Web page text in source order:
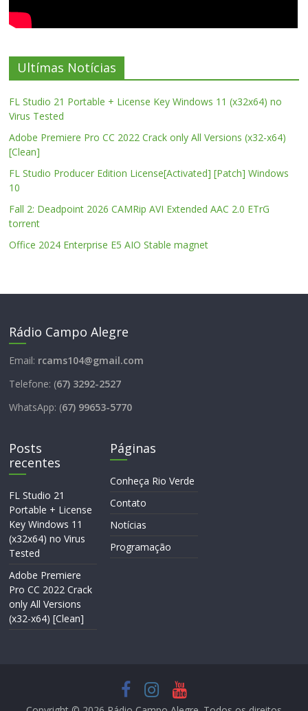
Ultímas Notícias
FL Studio 21 Portable + License Key Windows 11 (x32x64) no
Virus Tested
Adobe Premiere Pro CC 2022 Crack only All Versions (x32-x64)
[Clean]
FL Studio Producer Edition License[Activated] [Patch] Windows
10
Fall 2: Deadpoint 2026 CAMRip AVI Extended AAC 2.0 ETrG
torrent
Office 2024 Enterprise E5 AIO Stable magnet
Rádio Campo Alegre
Email: rcams104@gmail.com
Telefone: (67) 3292-2527
WhatsApp: (67) 99653-5770
Posts
recentes
FL Studio 21
Portable + License
Key Windows 11
(x32x64) no Virus
Tested
Adobe Premiere
Pro CC 2022 Crack
only All Versions
(x32-x64) [Clean]
Páginas
Conheça Rio Verde
Contato
Notícias
Programação